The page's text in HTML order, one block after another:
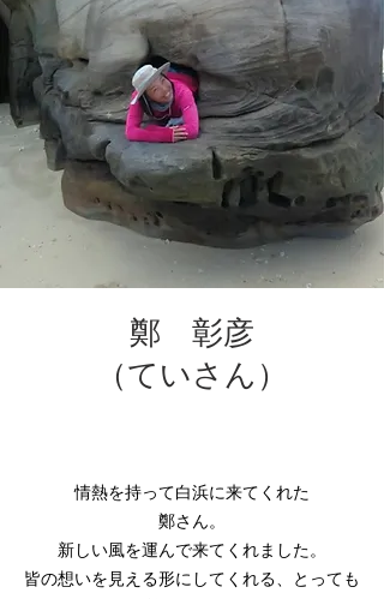
鄭 彰彦
​（ていさん）
情熱を持って白浜に来てくれた
鄭さん。
新しい風を運んで来てくれました。
皆の想いを見える形にしてくれる、とっても